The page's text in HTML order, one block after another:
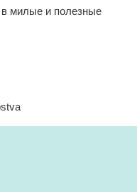
милые и полезные